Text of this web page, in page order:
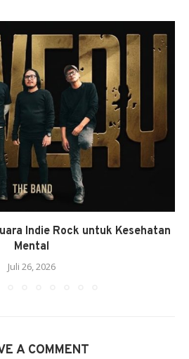
Indie Rock untuk Kesehatan
Mental
Juli 26, 2026
A COMMENT